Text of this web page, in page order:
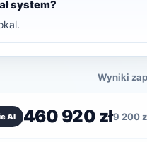
system?
Wyniki
AI 460 920 zł9 200